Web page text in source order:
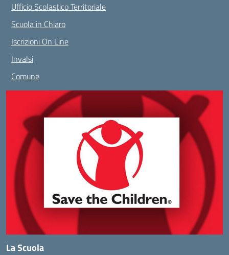
Ufficio Scolastico Territoriale
Scuola in Chiaro
Iscrizioni On Line
Invalsi
Comune
La Scuola